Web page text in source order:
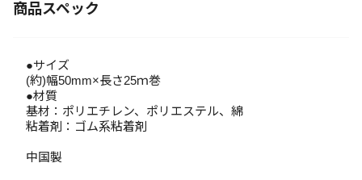
商品スペック
●サイズ
(約)幅50mm×長さ25ｍ巻
●材質
基材：ポリエチレン、ポリエステル、綿
粘着剤：ゴム系粘着剤
中国製